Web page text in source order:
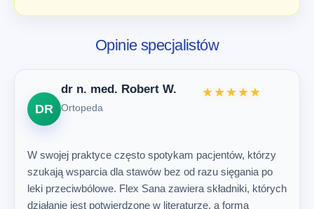
Opinie specjalistów
DR
dr n. med. Robert W.
Ortopeda
★★★★★
W swojej praktyce często spotykam pacjentów, którzy
szukają wsparcia dla stawów bez od razu sięgania po
leki przeciwbólowe. Flex Sana zawiera składniki, których
działanie jest potwierdzone w literaturze, a forma